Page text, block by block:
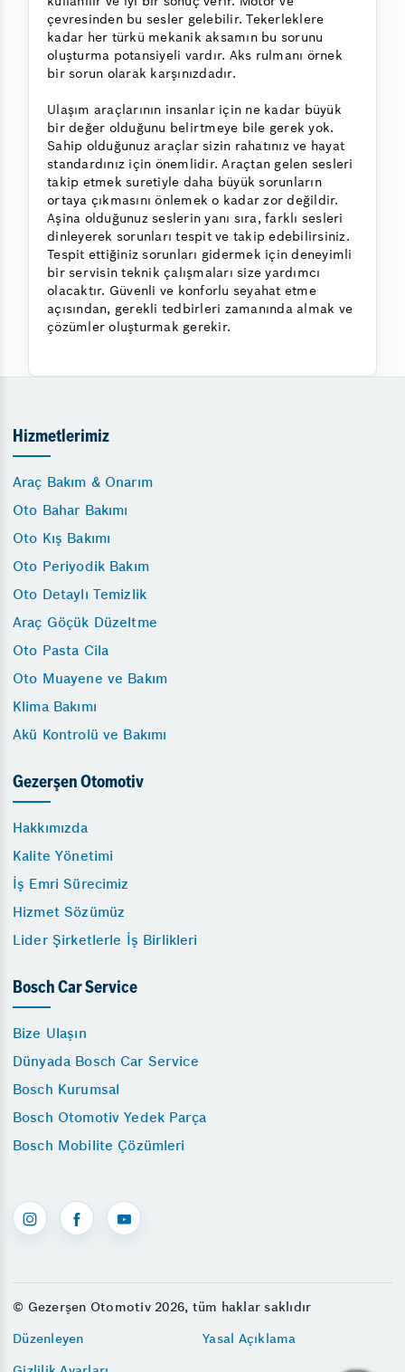
çevresinden bu sesler gelebilir. Tekerleklere
kadar her türkü mekanik aksamın bu sorunu
oluşturma potansiyeli vardır. Aks rulmanı örnek
bir sorun olarak karşınızdadır.
Ulaşım araçlarının insanlar için ne kadar büyük
bir değer olduğunu belirtmeye bile gerek yok.
Sahip olduğunuz araçlar sizin rahatınız ve hayat
standardınız için önemlidir. Araçtan gelen sesleri
takip etmek suretiyle daha büyük sorunların
ortaya çıkmasını önlemek o kadar zor değildir.
Aşina olduğunuz seslerin yanı sıra, farklı sesleri
dinleyerek sorunları tespit ve takip edebilirsiniz.
Tespit ettiğiniz sorunları gidermek için deneyimli
bir servisin teknik çalışmaları size yardımcı
olacaktır. Güvenli ve konforlu seyahat etme
açısından, gerekli tedbirleri zamanında almak ve
çözümler oluşturmak gerekir.
Hizmetlerimiz
Araç Bakım & Onarım
Oto Bahar Bakımı
Oto Kış Bakımı
Oto Periyodik Bakım
Oto Detaylı Temizlik
Araç Göçük Düzeltme
Oto Pasta Cila
Oto Muayene ve Bakım
Klima Bakımı
Akü Kontrolü ve Bakımı
Gezerşen Otomotiv
Hakkımızda
Kalite Yönetimi
İş Emri Sürecimiz
Hizmet Sözümüz
Lider Şirketlerle İş Birlikleri
Bosch Car Service
Bize Ulaşın
Dünyada Bosch Car Service
Bosch Kurumsal
Bosch Otomotiv Yedek Parça
Bosch Mobilite Çözümleri
© Gezerşen Otomotiv 2026, tüm haklar saklıdır
Düzenleyen
Yasal Açıklama